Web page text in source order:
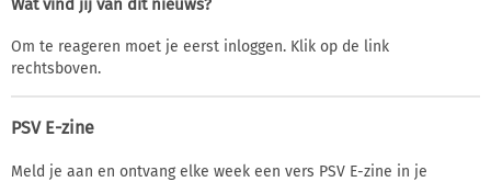
Wat vind jij van dit nieuws?
Om te reageren moet je eerst inloggen. Klik op de link
rechtsboven.
PSV E-zine
Meld je aan en ontvang elke week een vers PSV E-zine in je